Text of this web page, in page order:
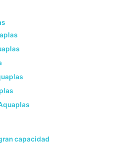
capacidad